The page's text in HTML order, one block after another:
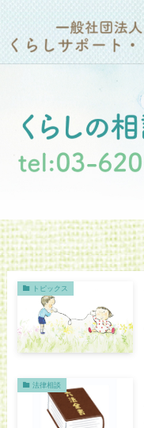
トピックス
法律相談